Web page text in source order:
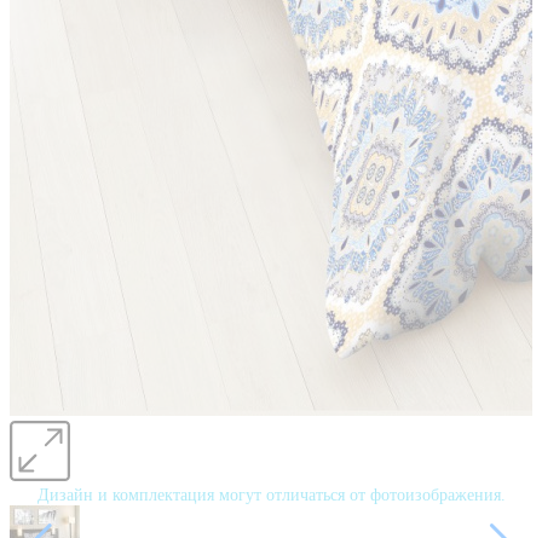
Дизайн и комплектация могут отличаться от фотоизображения.